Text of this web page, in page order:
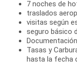
7 noches de
traslados
visitas según
seguro básico
Documentación
Tasas y
hasta la fecha